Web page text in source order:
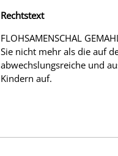
Rechtstext
FLOHSAMENSCHAL
Sie nicht mehr als die auf
abwechslungsreiche und
Kindern auf.